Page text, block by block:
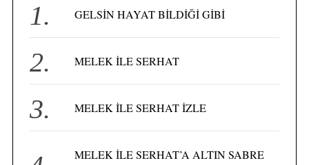
GELSİN HAYAT BİLDİĞİ GİBİ
MELEK İLE SERHAT
MELEK İLE SERHAT İZLE
MELEK İLE SERHAT’A ALTIN SABRE